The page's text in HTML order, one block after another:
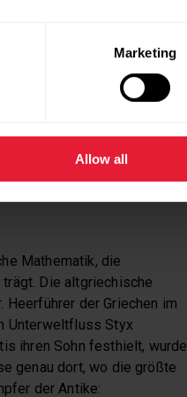
Marketing
Allow all
SEHNE
Mathematik, die
Die altgriechische
der Griechen im
Unterweltfluss Styx
ihren Sohn festhielt, wurde
genau dort, wo die größte
der Antike: